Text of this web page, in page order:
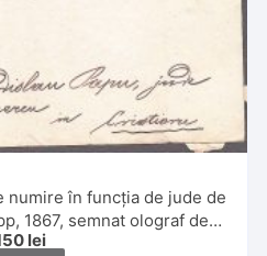
numire în funcția de jude de
1867, semnat olograf de
Ionescu, Baia de Criș
lei